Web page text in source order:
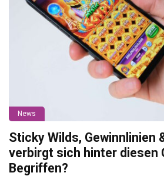
News
Sticky Wilds, Gewinnlinien
verbirgt sich hinter diesen
Begriffen?